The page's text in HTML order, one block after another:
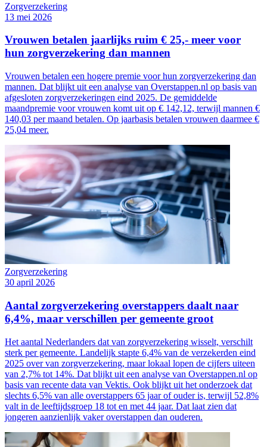
Zorgverzekering
13 mei 2026
Vrouwen betalen jaarlijks ruim € 25,- meer voor
hun zorgverzekering dan mannen
Vrouwen betalen een hogere premie voor hun zorgverzekering dan
mannen. Dat blijkt uit een analyse van Overstappen.nl op basis van
afgesloten zorgverzekeringen eind 2025. De gemiddelde
maandpremie voor vrouwen komt uit op € 142,12, terwijl mannen €
140,03 per maand betalen. Op jaarbasis betalen vrouwen daarmee €
25,04 meer.
Zorgverzekering
30 april 2026
Aantal zorgverzekering overstappers daalt naar
6,4%, maar verschillen per gemeente groot
Het aantal Nederlanders dat van zorgverzekering wisselt, verschilt
sterk per gemeente. Landelijk stapte 6,4% van de verzekerden eind
2025 over van zorgverzekering, maar lokaal lopen de cijfers uiteen
van 2,7% tot 14%. Dat blijkt uit een analyse van Overstappen.nl op
basis van recente data van Vektis. Ook blijkt uit het onderzoek dat
slechts 6,5% van alle overstappers 65 jaar of ouder is, terwijl 52,8%
valt in de leeftijdsgroep 18 tot en met 44 jaar. Dat laat zien dat
jongeren aanzienlijk vaker overstappen dan ouderen.